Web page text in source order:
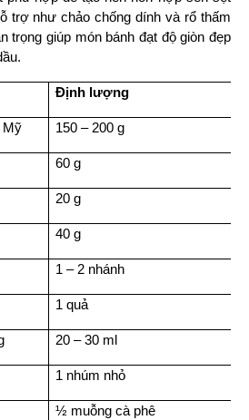
trợ như chảo chống dính và rổ thấm
trọng giúp món bánh đạt độ giòn đẹp
Định lượng
Mỹ 150 – 200 g
60 g
20 g
40 g
1 – 2 nhánh
1 quả
20 – 30 ml
1 nhúm nhỏ
½ muỗng cà phê